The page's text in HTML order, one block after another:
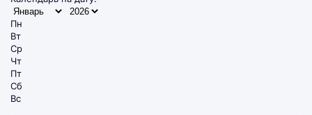
Пн
Вт
Ср
Чт
Пт
Сб
Вс